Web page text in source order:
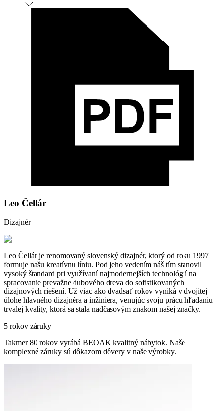
Leo Čellár
Dizajnér
Leo Čellár je renomovaný slovenský dizajnér, ktorý od roku 1997
formuje našu kreatívnu líniu. Pod jeho vedením náš tím stanovil
vysoký štandard pri využívaní najmodernejších technológií na
spracovanie prevažne dubového dreva do sofistikovaných
dizajnových riešení. Už viac ako dvadsať rokov vyniká v dvojitej
úlohe hlavného dizajnéra a inžiniera, venujúc svoju prácu hľadaniu
trvalej kvality, ktorá sa stala nadčasovým znakom našej značky.
5 rokov záruky
Takmer 80 rokov vyrábá BEOAK kvalitný nábytok. Naše
komplexné záruky sú dôkazom dôvery v naše výrobky.